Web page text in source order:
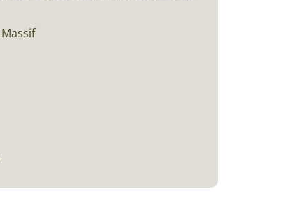
Massif